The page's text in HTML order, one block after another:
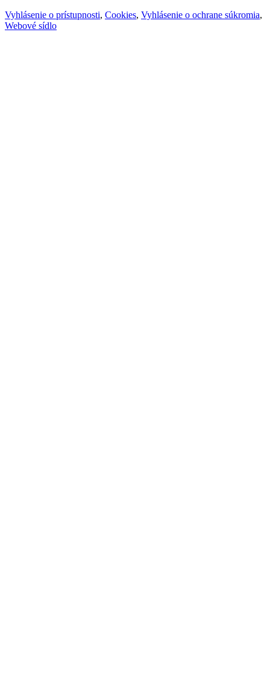
Vyhlásenie o prístupnosti, Cookies, Vyhlásenie o ochrane súkromia,
Webové sídlo